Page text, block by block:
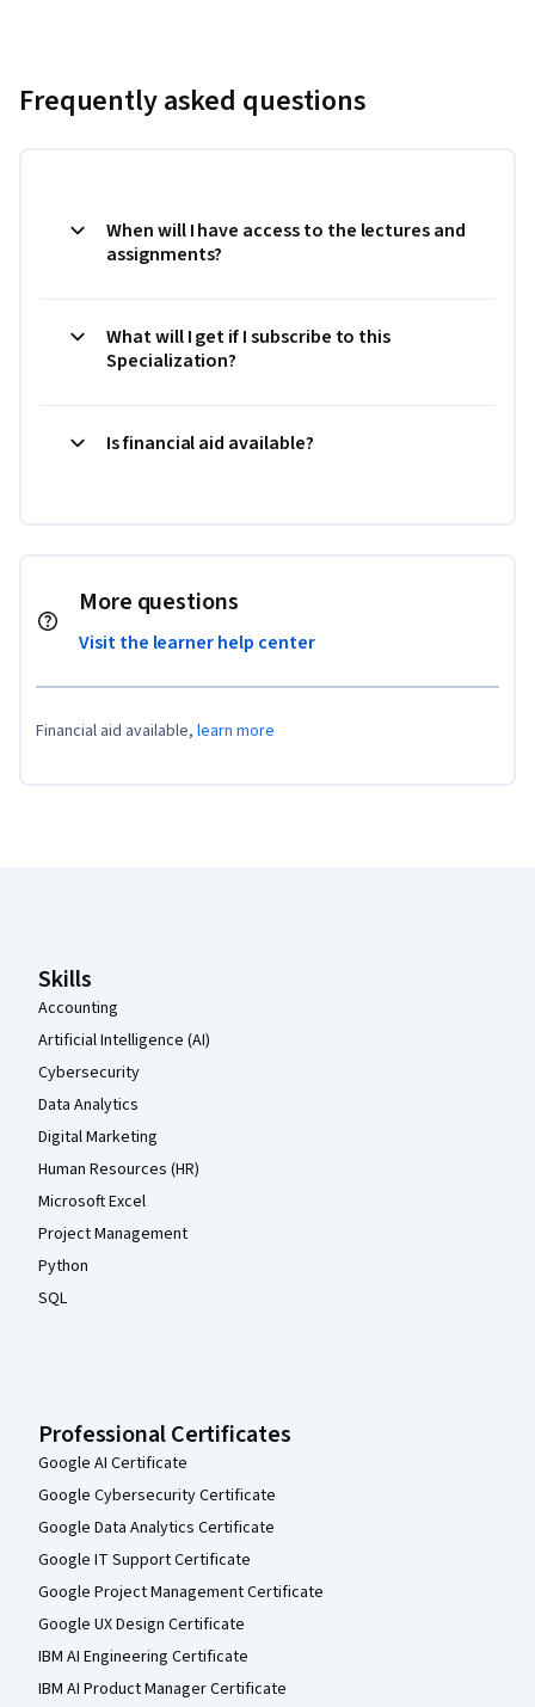
Frequently asked questions
When will I have access to the lectures and
assignments?
What will I get if I subscribe to this
Specialization?
Is financial aid available?
More questions
Visit the learner help center
Financial aid available, learn more
Skills
Accounting
Artificial Intelligence (AI)
Cybersecurity
Data Analytics
Digital Marketing
Human Resources (HR)
Microsoft Excel
Project Management
Python
SQL
Professional Certificates
Google AI Certificate
Google Cybersecurity Certificate
Google Data Analytics Certificate
Google IT Support Certificate
Google Project Management Certificate
Google UX Design Certificate
IBM AI Engineering Certificate
IBM AI Product Manager Certificate